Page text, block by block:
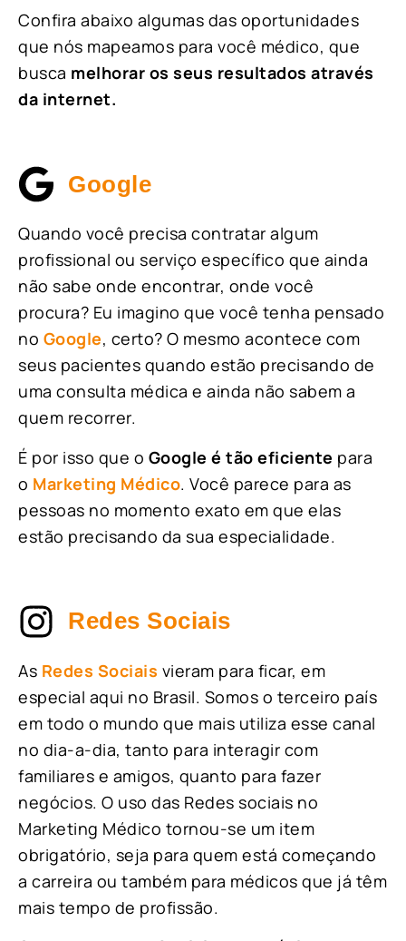
Confira abaixo algumas das oportunidades
que nós mapeamos para você médico, que
busca melhorar os seus resultados através
da internet.
Google
Quando você precisa contratar algum
profissional ou serviço específico que ainda
não sabe onde encontrar, onde você
procura? Eu imagino que você tenha pensado
no Google, certo? O mesmo acontece com
seus pacientes quando estão precisando de
uma consulta médica e ainda não sabem a
quem recorrer.
É por isso que o Google é tão eficiente para
o Marketing Médico. Você parece para as
pessoas no momento exato em que elas
estão precisando da sua especialidade.
Redes Sociais
As Redes Sociais vieram para ficar, em
especial aqui no Brasil. Somos o terceiro país
em todo o mundo que mais utiliza esse canal
no dia-a-dia, tanto para interagir com
familiares e amigos, quanto para fazer
negócios. O uso das Redes sociais no
Marketing Médico tornou-se um item
obrigatório, seja para quem está começando
a carreira ou também para médicos que já têm
mais tempo de profissão.